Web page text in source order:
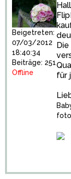
Beigetreten:
07/03/2012
18:40:34
Beiträge: 251
Offline
für